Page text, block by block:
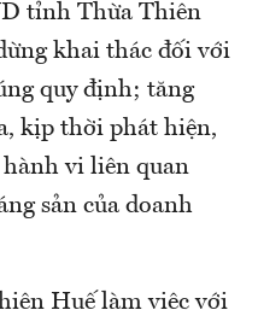
tỉnh Thừa Thiên
khai thác đối với
quy định; tăng
kịp thời phát hiện,
vi liên quan
sản của doanh
Huế làm việc với